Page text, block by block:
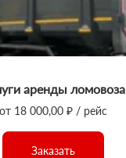
аренды ломовоза
от 18 000,00 ₽ / рейс
Заказать